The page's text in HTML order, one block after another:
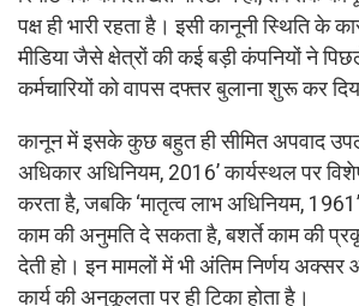
पक्ष ही भारी रहता है। इसी कानूनी स्थिति के
मीडिया जैसे क्षेत्रों की कई बड़ी कंपनियों ने
कर्मचारियों को वापस दफ्तर बुलाना शुरू कर
कानून में इसके कुछ बहुत ही सीमित अपवाद
अधिकार अधिनियम, 2016’ कार्यस्थल पर
करता है, जबकि ‘मातृत्व लाभ अधिनियम,
काम की अनुमति दे सकता है, बशर्ते काम की
देती हो। इन मामलों में भी अंतिम निर्णय
कार्य की अनुकूलता पर ही टिका होता है।